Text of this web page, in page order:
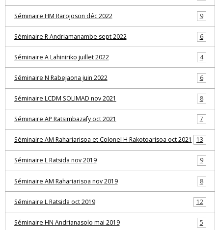
Séminaire HM Rarojoson déc 2022 9
Séminaire R Andriamanambe sept 2022 6
Séminaire A Lahiniriko juillet 2022 4
Séminaire N Rabejaona juin 2022 6
Séminaire LCDM SOLIMAD nov 2021 8
Séminaire AP Ratsimbazafy oct 2021 7
Séminaire AM Rahariarisoa et Colonel H Rakotoarisoa oct 2021 13
Séminaire L Ratsida nov 2019 9
Séminaire AM Rahariarisoa nov 2019 8
Séminaire L Ratsida oct 2019 12
Séminaire HN Andrianasolo mai 2019 5